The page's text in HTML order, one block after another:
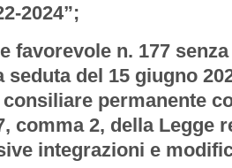
2024”;
favorevole n. 177
seduta del 15 giugno
permanente
comma 2, della Legge
integrazioni e